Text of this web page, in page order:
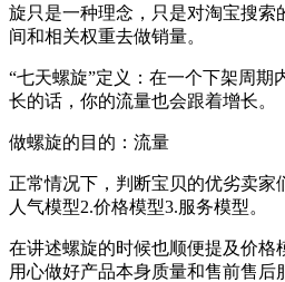
旋只是一种理念，只是对淘宝搜索
间和相关权重去做销量。
“七天螺旋”定义：在一个下架周期
长的话，你的流量也会跟着增长。
做螺旋的目的：流量
正常情况下，判断宝贝的优劣卖家
人气模型2.价格模型3.服务模型。
在讲述螺旋的时候也顺便提及价格
用心做好产品本身质量和售前售后